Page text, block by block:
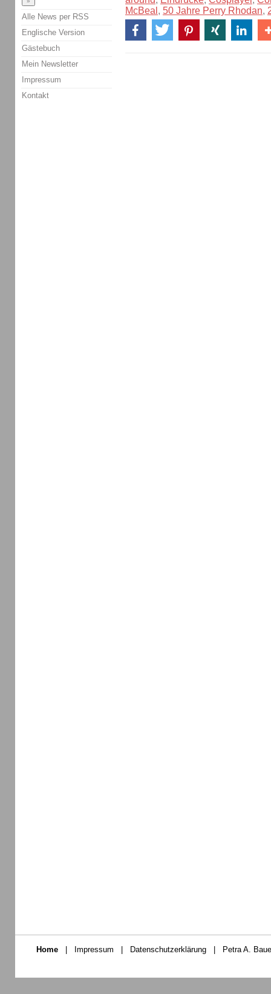
McBeal , 50 Jahre Perry Rhodan,
Alle News per RSS
Englische Version
Gästebuch
Mein Newsletter
Impressum
Kontakt
Home Impressum Datenschutzerklärung Petra A.